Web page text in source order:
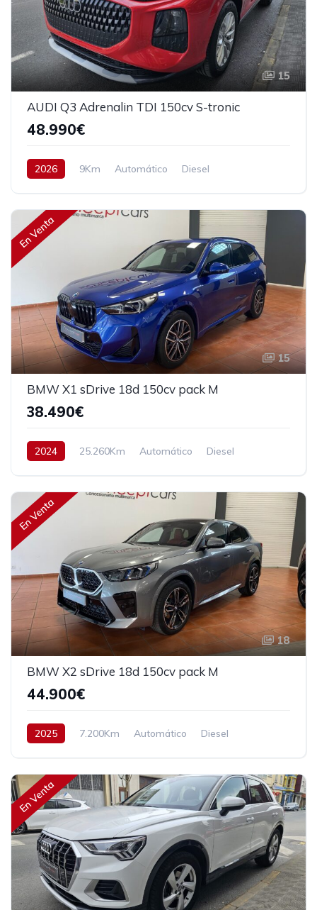
15
AUDI Q3 Adrenalin TDI 150cv S-tronic
48.990€
2026 9Km Automático
Diesel
En Venta
15
BMW X1 sDrive 18d 150cv pack M
38.490€
2024 25.260Km Automático
Diesel
En Venta
18
BMW X2 sDrive 18d 150cv pack M
44.900€
2025 7.200Km Automático
Diesel
En Venta